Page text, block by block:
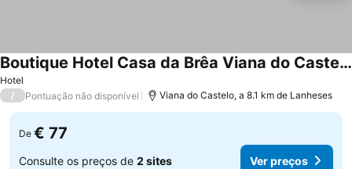
Hotel
Boutique Hotel Casa da Brêa Viana do Castelo
Ver preços
/ Pontuação não disponível Viana do Castelo, a 8.1 km de Lanheses
De € 77
Consulte os preços de 2 sites Ver preços